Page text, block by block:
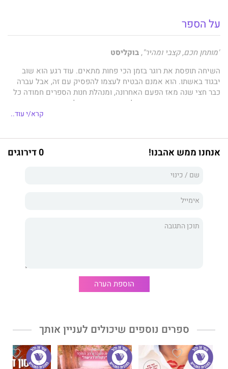
על הספר
"מותחן חכם, קצבי ומהיר",בוקליסט
השיחה תופסת את רוגר בזמן הכי פחות מתאים. עוד רגע הוא שוב
יבגוד באשתו. הוא אמנם הבטיח לעצמו להפסיק עם זה, אבל עברה
כבר חצי שנה מאז הפעם האחרונה, ומנהלת חנות הספרים חמודה כל
כך. רוגר קופונן עוקב אחריה לשירותי הנשים. אלה דברים שקורים מדי
פעם לסופר מפורסם שכמותו, אבל רגע שלפני שהוא הודף את הדלת
הבשורה קשה: אשתו הצעירה של רוגר, מריה, נמצאה מתה בביתם
המפואר כשהיא ישובה ליד שולחן האוכל בשמלת ערב שחורה, ועל
עצמו כתב אותה בספרו "ציד מכשפות", והוא יודע את מה שעוד רגע
רצח בהמשכים
חשבתם. מייד יגיע היפוך בעלילה וכל מה שנדמה היה לכם
הוא ספרו הראשון של מקס סיק הפיני, שעורר עניין
דבר עורכת האתר:
מותחן קצבי, קולח ומהנה.
קרא/י עוד..
אנחנו ממש אהבנו! 0 דירוגים
הוספת הערה
ספרים נוספים שיכולים לעניין אותך